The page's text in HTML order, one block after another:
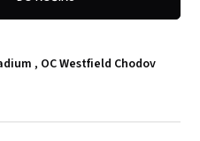
, OC Westfield Chodov